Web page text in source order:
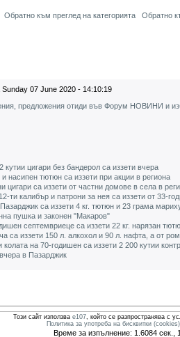
Обратно към преглед на категорията
Обратно
Sunday 07 June 2020 - 14:10:19
предложения отиди във Форум НОВИНИ и
цигари без бандерол са иззети вчера
насипен тютюн са иззети при акции в региона
цигари са иззети от частни домове в села в
ти калибър и патрони за нея са иззети от 33-
са иззети 4 кг. тютюн и 23 грама
пушка и законен "Макаров"
септемвриеце са иззети 22 кг. нарязан
са иззети 150 л. алкохол и 90 л. нафта, а от
на 70-годишен са иззети 2 200 кутии
в Пазарджик
Този сайт използва e107, който се разпространява с
Политика за употреба на бисквитки (cookies)
Време за изпълнение: 1.6084 сек.,